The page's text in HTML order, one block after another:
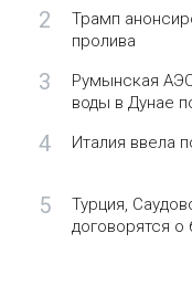
2
Трамп
пролива
3
Румынская
воды в Дунае
4 Италия ввела
5
Турция,
договорятся о